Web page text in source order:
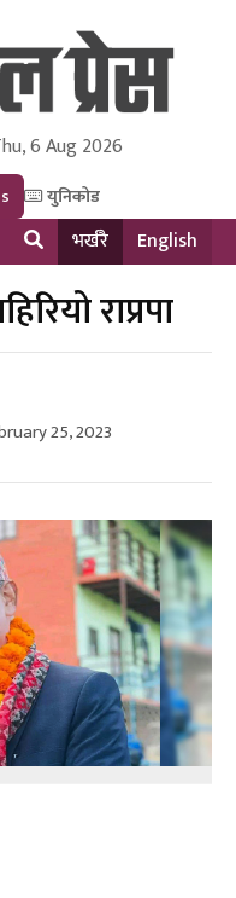
Pvt Ltd.
6 Aug 2026
युनिकोड
भर्खरै English
राप्रपा
25, 2023